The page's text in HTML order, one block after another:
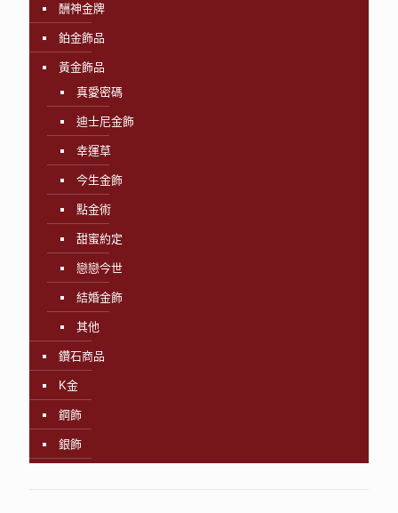
酬神金牌
鉑金飾品
黃金飾品
真愛密碼
迪士尼金飾
幸運草
今生金飾
點金術
甜蜜約定
戀戀今世
結婚金飾
其他
鑽石商品
K金
鋼飾
銀飾